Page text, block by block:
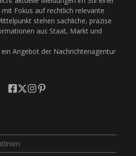
Fokus auf rechtlich relevante
stehen sachliche, präzise
aus Staat, Markt und
Angebot der Nachrichtenagentur